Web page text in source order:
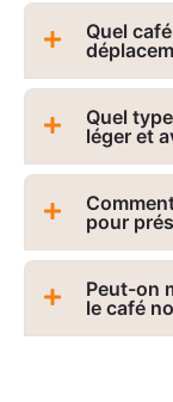
Quel
Quel
léger et
pour
Peut-on
le café